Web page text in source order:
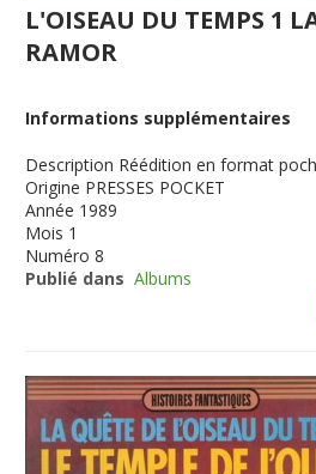
L'OISEAU DU TEMPS 1
RAMOR
Informations supplémentaires
Description Réédition en format
Origine PRESSES POCKET
Année 1989
Mois 1
Numéro 8
Publié dans Albums